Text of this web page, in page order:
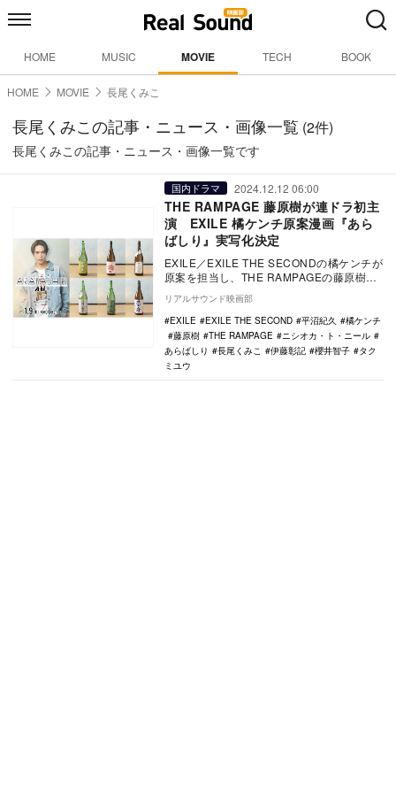
HOME MUSIC MOVIE TECH BOOK
HOME MOVIE 長尾くみこ
長尾くみこの記事・ニュース・画像一覧 (2件)
長尾くみこの記事・ニュース・画像一覧です
国内ドラマ 2024.12.12 06:00
THE RAMPAGE 藤原樹が連ドラ初主
演 EXILE 橘ケンチ原案漫画『あら
ばしり』実写化決定
EXILE／EXILE THE SECONDの橘ケンチが
原案を担当し、THE RAMPAGEの藤原樹が
連続ドラマ初主演を務める『…
リアルサウンド映画部
EXILE
EXILE THE SECOND 平沼紀久
橘ケンチ
藤原樹
THE RAMPAGE
ニシオカ・ト・ニール
あらばしり
長尾くみこ 伊藤彰記 櫻井智子
タク
ミユウ